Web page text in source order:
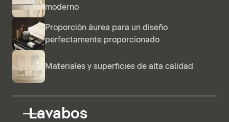
moderno
Proporción áurea para un diseño
perfectamente proporcionado
Materiales y superficies de alta calidad
Lavabos